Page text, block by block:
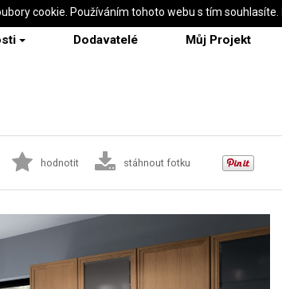
Dodavatelé Můj Projekt
hodnotit stáhnout fotku
cookie. Používáním tohoto webu s tím souhlasíte.